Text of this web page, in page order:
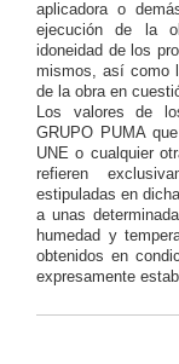
aplicadora o
ejecución de la
idoneidad de los
mismos, así como
de la obra en
Los valores de
GRUPO PUMA
UNE o cualquier
refieren
estipuladas en
a unas
humedad y
obtenidos en
expresamente